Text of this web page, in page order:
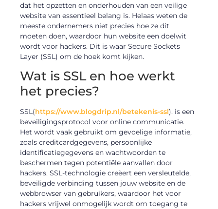
dat het opzetten en onderhouden van een veilige
website van essentieel belang is. Helaas weten de
meeste ondernemers niet precies hoe ze dit
moeten doen, waardoor hun website een doelwit
wordt voor hackers. Dit is waar Secure Sockets
Layer (SSL) om de hoek komt kijken.
Wat is SSL en hoe werkt
het precies?
SSL(https://www.blogdrip.nl/betekenis-ssl). is een
beveiligingsprotocol voor online communicatie.
Het wordt vaak gebruikt om gevoelige informatie,
zoals creditcardgegevens, persoonlijke
identificatiegegevens en wachtwoorden te
beschermen tegen potentiële aanvallen door
hackers. SSL-technologie creëert een versleutelde,
beveiligde verbinding tussen jouw website en de
webbrowser van gebruikers, waardoor het voor
hackers vrijwel onmogelijk wordt om toegang te